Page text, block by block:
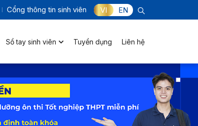
Cổng thông tin sinh viên VI EN
Sổ tay sinh viên Tuyển dụng Liên hệ